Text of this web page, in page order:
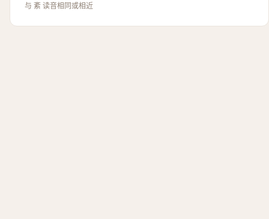
与 紊 读音相同或相近